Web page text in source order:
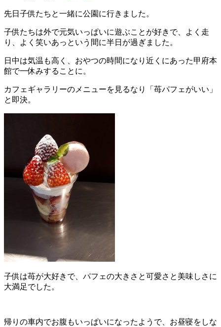
先日子供たちと一緒に公園に行きました。
子供たちは外で元気いっぱいに遊ぶことが好きで、よく走
り、よく笑いあっという間に半日が過ぎました。
日中は気温も高く、おやつの時間になり近くにあった甲府本
館で一休みすることに。
カフェギャラリーのメニューを見るなり「苺パフェがいい」
と即決。
子供は苺が大好きで、パフェの大きさと可愛さと美味しさに
大満足でした。
帰りの車内でお腹もいっぱいになったようで、お昼寝をしな